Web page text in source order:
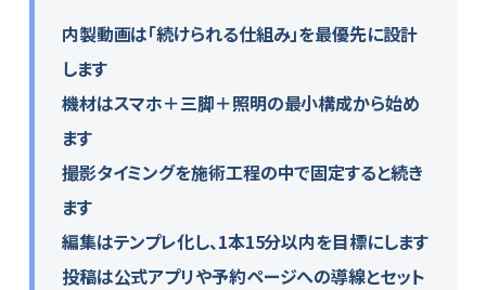
内製動画は「続けられる仕組み」を最優先に設計
します
機材はスマホ＋三脚＋照明の最小構成から始め
ます
撮影タイミングを施術工程の中で固定すると続き
ます
編集はテンプレ化し、1本15分以内を目標にします
投稿は公式アプリや予約ページへの導線とセット